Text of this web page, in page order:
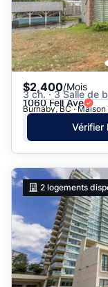
$2,400/Mois
3 ch. · 3 Salle de
1060 Fell Ave
Burnaby, BC ·
Vérifier
2 logements